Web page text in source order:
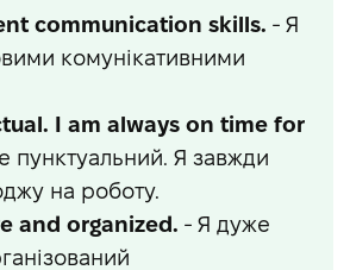
communication skills. - Я
комунікативними
I am always on time for
пунктуальний. Я завжди
на роботу.
and organized. - Я дуже